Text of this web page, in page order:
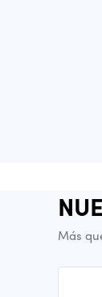
Más